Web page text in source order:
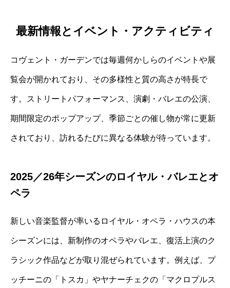
最新情報とイベント・アクティビティ
コヴェント・ガーデンでは毎週何かしらのイベントや展
覧会が開かれており、その多様性と質の高さが特長で
す。ストリートパフォーマンス、演劇・バレエの公演、
期間限定のポップアップ、季節ごとの催し物が常に更新
されており、訪れるたびに異なる体験が待っています。
2025／26年シーズンのロイヤル・バレエとオ
ペラ
新しい音楽監督が率いるロイヤル・オペラ・ハウスの本
シーズンには、新制作のオペラやバレエ、復活上演のク
ラシック作品などが取り混ぜられています。例えば、プ
ッチーニの「トスカ」やヤナーチェクの「マクロプルス